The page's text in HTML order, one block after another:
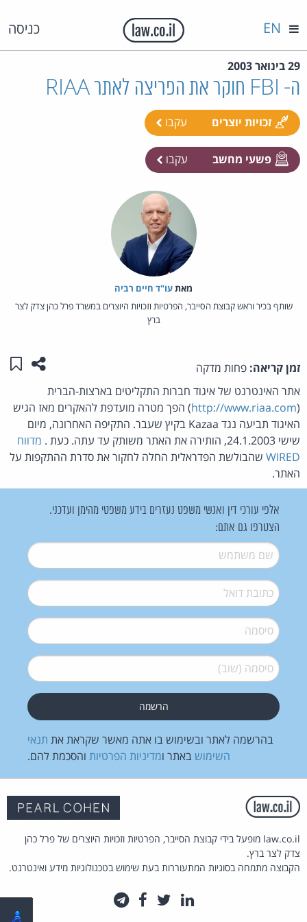
כניסה EN
29 בינואר 2003
ה- FBI חוקר את הפריצה לאתר RIAA
זכויות יוצרים עקבו
פשעי מחשב עקבו
מאת‏עו"ד חיים רביה
שותף בכיר וראש קבוצת הסייבר, הפרטיות וזכויות היוצרים במשרד פרל כהן צדק לצר
ברץ
זמן קריאה: פחות מדקה שתפו
אתר האינטרנט של איגוד חברות התקליטים בארצות-הברית
(
http://www.riaa.com) הפך מטרה מועדפת להאקרים מאז הגיש
האיגוד תביעה נגד Kazaa בקיץ שעבר. התקיפה האחרונה, מיום
שישי 24.1.2003, הותירה את האתר משותק עד עתה. כעת .
מדווח
WIRED שהבולשת הפדראלית החלה לחקור את סדרת ההתקפות על
האתר.
אלפי עורכי דין ואנשי משפט נעזרים בידע משפטי מהימן ועדכני.
הצטרפו גם אתם:
שם משתמש*
דואל*
סיסמה*
סיסמה (שוב)*
בהרשמה לאתר ובשימוש בו אתה מאשר שקראת את תנאי
השימוש באתר ומדיניות הפרטיות והסכמת להם.
law.co.il מופעל בידי קבוצת הסייבר, הפרטיות וזכויות היוצרים של פרל כהן
צדק לצר ברץ.
הקבוצה מתמחה בסוגיות המתעוררות בעת שימוש בטכנולוגיות מידע ואינטרנט.
לינקדאין
טוויטרפייסבוק